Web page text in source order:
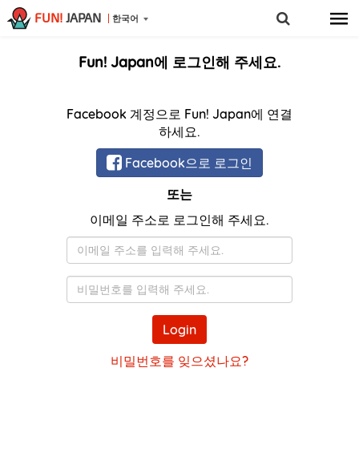
FUN! JAPAN 한국어
Fun! Japan에 로그인해 주세요.
Facebook 계정으로 Fun! Japan에 연결
하세요.
Facebook으로 로그인
또는
이메일 주소로 로그인해 주세요.
이
메
일
비
밀
번
호
Login
비밀번호를 잊으셨나요?